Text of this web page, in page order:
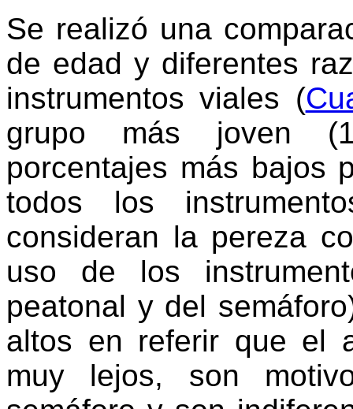
Se realizó una
de edad y diferentes
instrumentos viales (
grupo más joven
porcentajes más bajos
todos los
consideran la pereza
uso de los
peatonal y del
altos en referir que el
muy lejos, son